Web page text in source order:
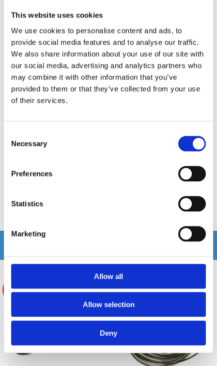
This website uses cookies
We use cookies to personalise content and ads, to
provide social media features and to analyse our traffic.
We also share information about your use of our site with
our social media, advertising and analytics partners who
may combine it with other information that you’ve
provided to them or that they’ve collected from your use
of their services.
Selection
Necessary
Preferences
Statistics
Marketing
Allow all
Allow selection
Deny
Distansring till Skoda Octavia II 2004-
Distansring till Skoda Octavia 2004-2013
-40%